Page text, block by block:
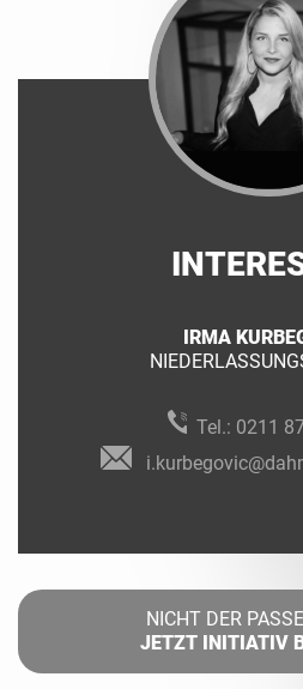
IRMA
Tel.: 0211
NICHT DER
JETZT INITIATIV